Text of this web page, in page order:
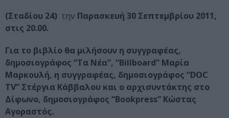
(Σταδίου 24) την Παρασκευή 30 Σεπτεμβρίου 2011,
στις 20.00.
Για το βιβλίο θα μιλήσουν η συγγραφέας,
δημοσιογράφος “Τα Νέα”, “Billboard” Μαρία
Μαρκουλή, η συγγραφέας, δημοσιογράφος “DOC
TV” Στέργια Κάββαλου και ο αρχισυντάκτης στο
Δίφωνο, δημοσιογράφος “Bookpress” Κώστας
Αγοραστός.